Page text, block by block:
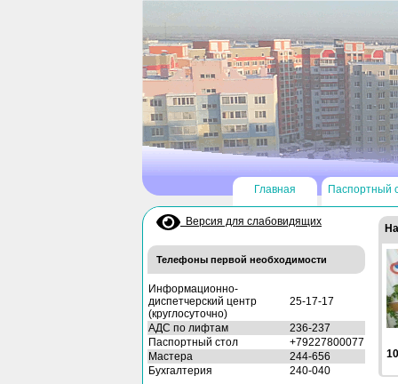
Главная Паспортный
Версия для слабовидящих
Телефоны первой необходимости
Информационно-
диспетчерский центр
(круглосуточно)
25-17-17
АДС по лифтам
236-237
Паспортный стол
+79227800077
Мастера
244-656
Бухгалтерия
240-040